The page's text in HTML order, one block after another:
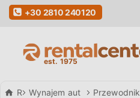
+30 2810 240120
Rental Center Crete
Wynajem aut Przewodnik